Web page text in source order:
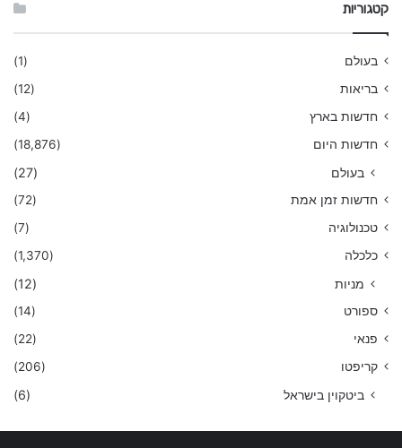
קטגוריות
בעולם
(1)
בריאות
(12)
חדשות בארץ
(4)
חדשות היום
(18,876)
בעולם (27)
חדשות זמן אמת
(72)
טכנולוגיה
(7)
כלכלה
(1,370)
מניות (12)
ספורט
(14)
פנאי
(22)
קריפטו
(206)
ביטקוין בישראל (6)